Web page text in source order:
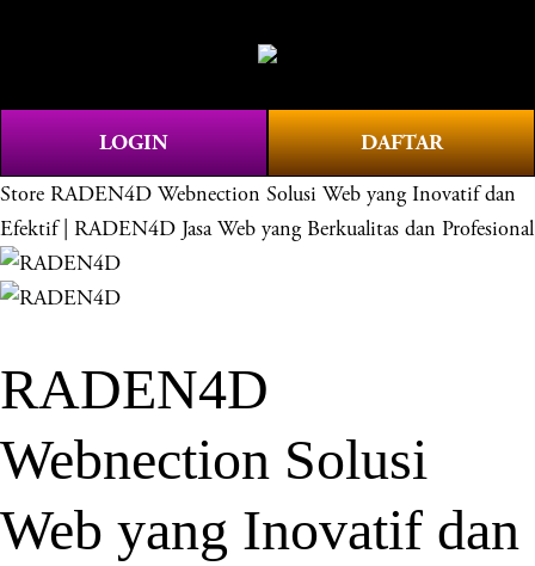
e
n
u
LOGIN DAFTAR
Store RADEN4D Webnection Solusi Web yang Inovatif dan
Efektif | RADEN4D Jasa Web yang Berkualitas dan Profesional
RADEN4D
Webnection Solusi
Web yang Inovatif dan